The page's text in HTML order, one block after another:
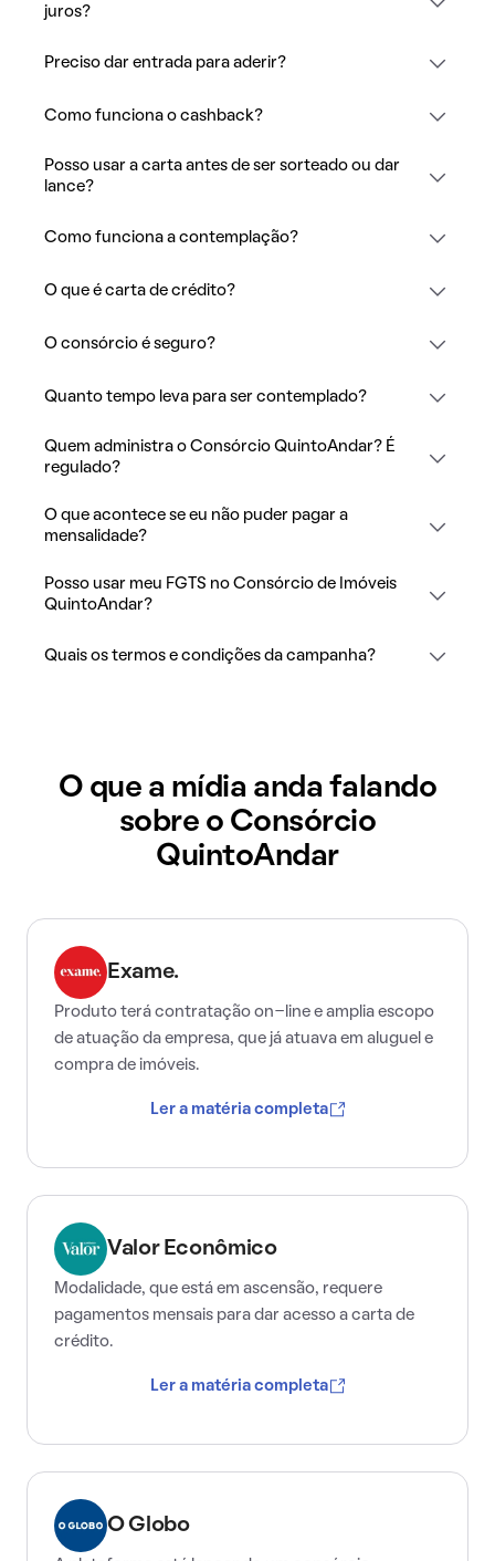
juros?
Preciso dar entrada para aderir?
Como funciona o cashback?
Posso usar a carta antes de ser sorteado ou dar
lance?
Como funciona a contemplação?
O que é carta de crédito?
O consórcio é seguro?
Quanto tempo leva para ser contemplado?
Quem administra o Consórcio QuintoAndar? É
regulado?
O que acontece se eu não puder pagar a
mensalidade?
Posso usar meu FGTS no Consórcio de Imóveis
QuintoAndar?
Quais os termos e condições da campanha?
O que a mídia anda falando
sobre o Consórcio
QuintoAndar
Exame.
Produto terá contratação on-line e amplia escopo
de atuação da empresa, que já atuava em aluguel e
compra de imóveis.
Ler a matéria completa
Valor Econômico
Modalidade, que está em ascensão, requere
pagamentos mensais para dar acesso a carta de
crédito.
Ler a matéria completa
O Globo